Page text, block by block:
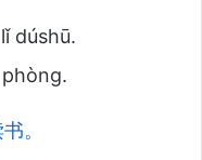
dúshū.
。